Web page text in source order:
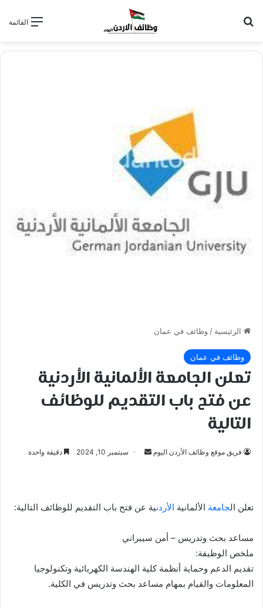
القائمة
الرئيسية /وظائف في عمان
وظائف في عمان
تعلن الجامعة الألمانية الأردنية
عن فتح باب التقديم للوظائف
التالية
فريق موقع وظائف الأردن اليوم
أرسل سبتمبر 10, 2024 دقيقة واحدة
تعلن الجامعة الألمانية الأردنية عن فتح باب التقديم للوظائف التالية:
مساعد بحث وتدريس – أمن سيبراني
ملخص الوظيفة:
تقديم الدعم وحماية أنظمة كلية الهندسة الكهربائية وتكنولوجيا
المعلومات والقيام بمهام مساعد بحث وتدريس في الكلية.